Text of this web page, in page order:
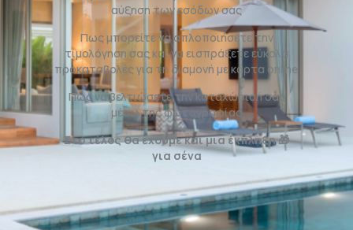
αύξηση των εσόδων σας
Πως μπορείτε να απλοποιήσετε την
τιμολόγηση σας και να εισπράξετε εύκολα
προκαταβολές για τη διαμονή με κάρτα online
Πως να βελτιώσετε την καταχώρισή σας
μέσω της φωτογραφίας
Στο τέλος θα έχουμε και μια έκπληξη 🎁
για σένα